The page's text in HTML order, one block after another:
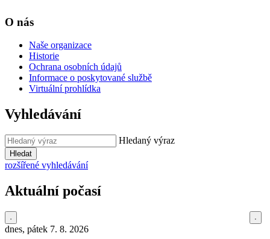
O nás
Naše organizace
Historie
Ochrana osobních údajů
Informace o poskytované službě
Virtuální prohlídka
Vyhledávání
Hledaný výraz
Hledat
rozšířené vyhledávání
Aktuální počasí
dnes, pátek 7. 8. 2026